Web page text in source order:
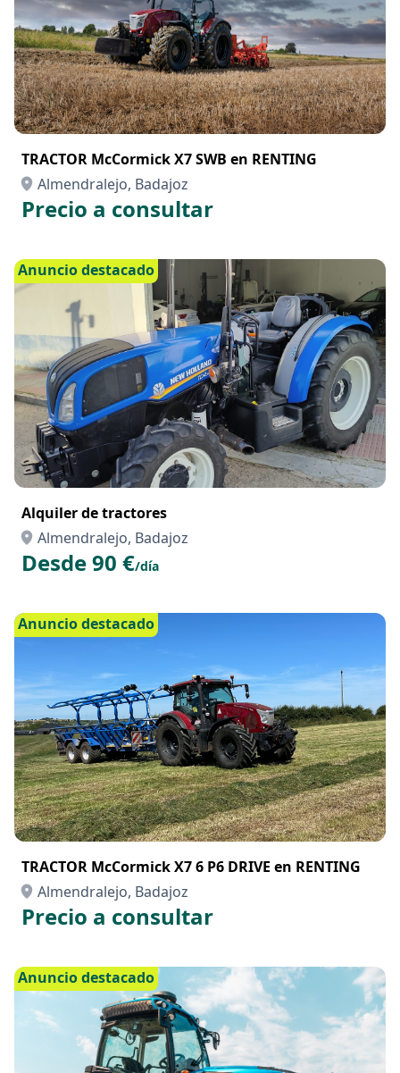
TRACTOR McCormick X7 SWB en RENTING
Almendralejo, Badajoz
Precio a consultar
Anuncio destacado
Alquiler de tractores
Almendralejo, Badajoz
Desde 90 €/día
Anuncio destacado
TRACTOR McCormick X7 6 P6 DRIVE en RENTING
Almendralejo, Badajoz
Precio a consultar
Anuncio destacado